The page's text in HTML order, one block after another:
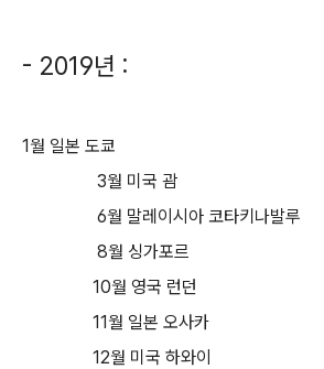
- 2019년 :
1월 일본 도쿄
3월 미국 괌
6월 말레이시아 코타키나발루
8월 싱가포르
10월 영국 런던
11월 일본 오사카
12월 미국 하와이